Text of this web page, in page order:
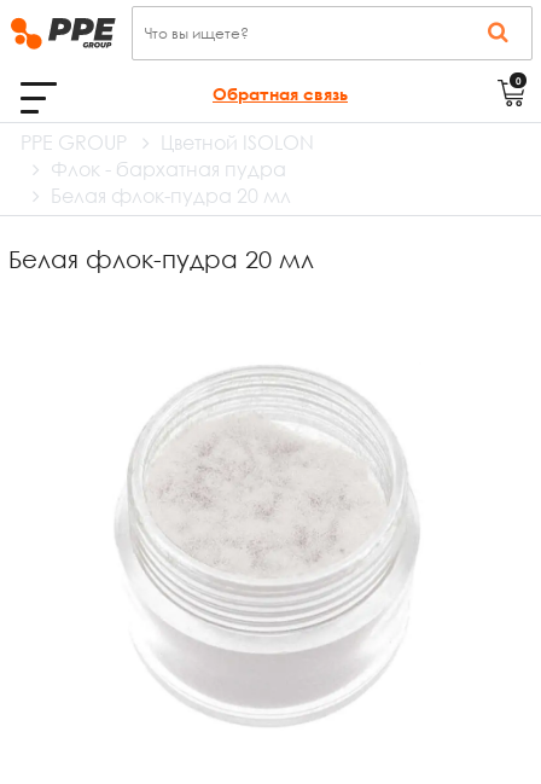
Обратная связь
0
PPE GROUP
Цветной ISOLON
Флок - бархатная пудра
Белая флок-пудра 20 мл
Белая флок-пудра 20 мл